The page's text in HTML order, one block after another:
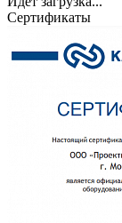
Сертификаты